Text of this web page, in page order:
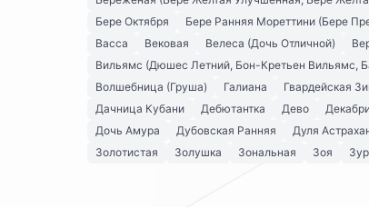
Бере Октября
Бере Ранняя Мореттини (Бере
Васса
Вековая Велеса (Дочь Отличной)
Вильямс (Дюшес Летний, Бон-Кретьен Вильямс,
Волшебница (Груша)
Галиана Гвардейская
Дачница Кубани
Дебютантка Дево
Дочь Амура
Дубовская Ранняя Дуля
Золотистая
Золушка Зональная Зоя